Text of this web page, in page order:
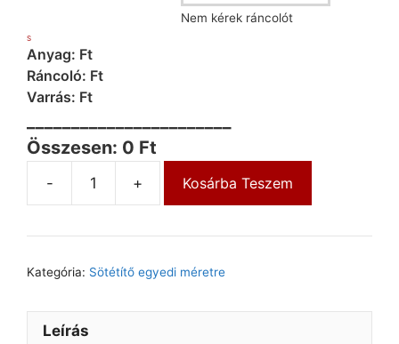
Nem kérek ráncolót
S
Anyag: Ft
Ráncoló: Ft
Varrás: Ft
Összesen: 0 Ft
- + Kosárba Teszem
Kategória: Sötétítő egyedi méretre
Leírás